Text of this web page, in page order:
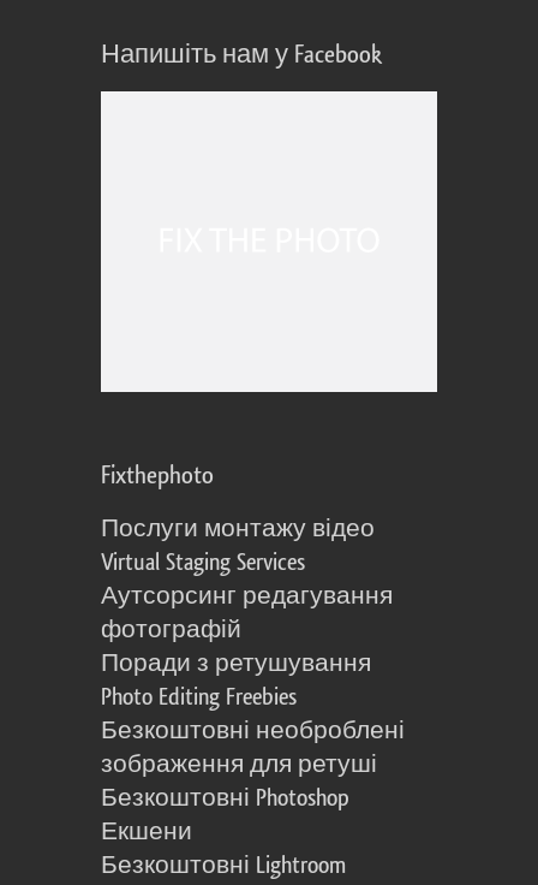
Напишіть нам у Facebook
Fixthephoto
Послуги монтажу відео
Virtual Staging Services
Аутсорсинг редагування
фотографій
Поради з ретушування
Photo Editing Freebies
Безкоштовні необроблені
зображення для ретуші
Безкоштовні Photoshop
Екшени
Безкоштовні Lightroom